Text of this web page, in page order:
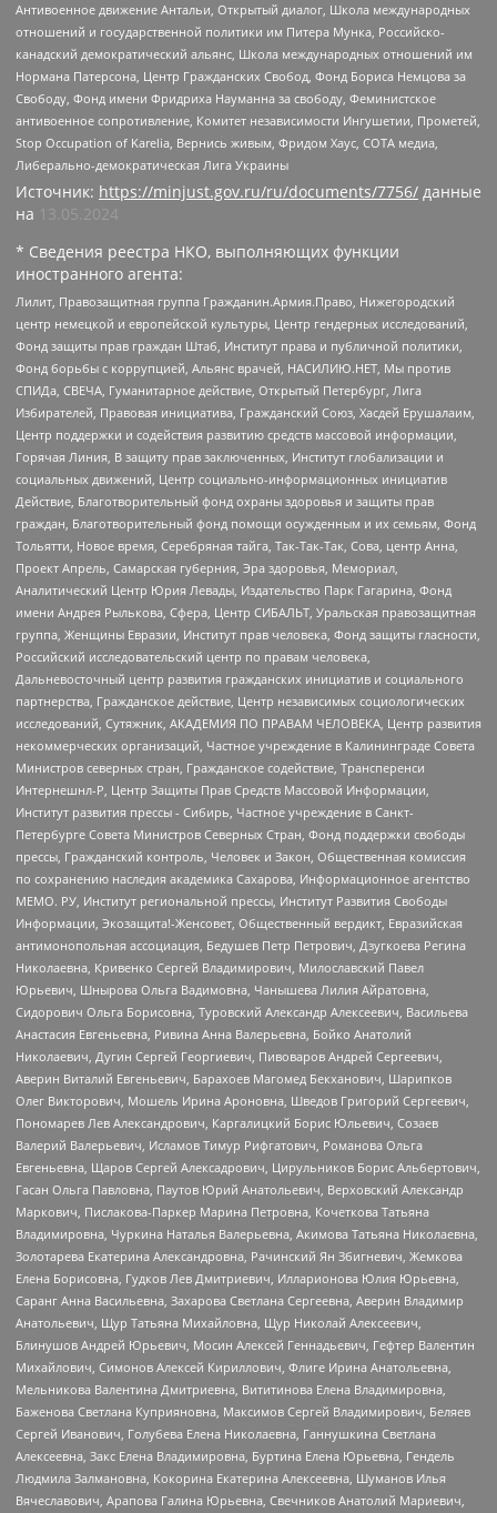
Антивоенное движение Антальи, Открытый диалог, Школа международных
отношений и государственной политики им Питера Мунка, Российско-
канадский демократический альянс, Школа международных отношений им
Нормана Патерсона, Центр Гражданских Свобод, Фонд Бориса Немцова за
Свободу, Фонд имени Фридриха Науманна за свободу, Феминистское
антивоенное сопротивление, Комитет независимости Ингушетии, Прометей,
Stop Occupation of Karelia, Вернись живым, Фридом Хаус, СОТА медиа,
Либерально-демократическая Лига Украины
Источник: https://minjust.gov.ru/ru/documents/7756/ данные
на
13.05.2024
* Сведения реестра НКО, выполняющих функции
иностранного агента:
Лилит, Правозащитная группа Гражданин.Армия.Право, Нижегородский
центр немецкой и европейской культуры, Центр гендерных исследований,
Фонд защиты прав граждан Штаб, Институт права и публичной политики,
Фонд борьбы с коррупцией, Альянс врачей, НАСИЛИЮ.НЕТ, Мы против
СПИДа, СВЕЧА, Гуманитарное действие, Открытый Петербург, Лига
Избирателей, Правовая инициатива, Гражданский Союз, Хасдей Ерушалаим,
Центр поддержки и содействия развитию средств массовой информации,
Горячая Линия, В защиту прав заключенных, Институт глобализации и
социальных движений, Центр социально-информационных инициатив
Действие, Благотворительный фонд охраны здоровья и защиты прав
граждан, Благотворительный фонд помощи осужденным и их семьям, Фонд
Тольятти, Новое время, Серебряная тайга, Так-Так-Так, Сова, центр Анна,
Проект Апрель, Самарская губерния, Эра здоровья, Мемориал,
Аналитический Центр Юрия Левады, Издательство Парк Гагарина, Фонд
имени Андрея Рылькова, Сфера, Центр СИБАЛЬТ, Уральская правозащитная
группа, Женщины Евразии, Институт прав человека, Фонд защиты гласности,
Российский исследовательский центр по правам человека,
Дальневосточный центр развития гражданских инициатив и социального
партнерства, Гражданское действие, Центр независимых социологических
исследований, Сутяжник, АКАДЕМИЯ ПО ПРАВАМ ЧЕЛОВЕКА, Центр развития
некоммерческих организаций, Частное учреждение в Калининграде Совета
Министров северных стран, Гражданское содействие, Трансперенси
Интернешнл-Р, Центр Защиты Прав Средств Массовой Информации,
Институт развития прессы - Сибирь, Частное учреждение в Санкт-
Петербурге Совета Министров Северных Стран, Фонд поддержки свободы
прессы, Гражданский контроль, Человек и Закон, Общественная комиссия
по сохранению наследия академика Сахарова, Информационное агентство
МЕМО. РУ, Институт региональной прессы, Институт Развития Свободы
Информации, Экозащита!-Женсовет, Общественный вердикт, Евразийская
антимонопольная ассоциация, Бедушев Петр Петрович, Дзугкоева Регина
Николаевна, Кривенко Сергей Владимирович, Милославский Павел
Юрьевич, Шнырова Ольга Вадимовна, Чанышева Лилия Айратовна,
Сидорович Ольга Борисовна, Туровский Александр Алексеевич, Васильева
Анастасия Евгеньевна, Ривина Анна Валерьевна, Бойко Анатолий
Николаевич, Дугин Сергей Георгиевич, Пивоваров Андрей Сергеевич,
Аверин Виталий Евгеньевич, Барахоев Магомед Бекханович, Шарипков
Олег Викторович, Мошель Ирина Ароновна, Шведов Григорий Сергеевич,
Пономарев Лев Александрович, Каргалицкий Борис Юльевич, Созаев
Валерий Валерьевич, Исламов Тимур Рифгатович, Романова Ольга
Евгеньевна, Щаров Сергей Алексадрович, Цирульников Борис Альбертович,
Гасан Ольга Павловна, Паутов Юрий Анатольевич, Верховский Александр
Маркович, Пислакова-Паркер Марина Петровна, Кочеткова Татьяна
Владимировна, Чуркина Наталья Валерьевна, Акимова Татьяна Николаевна,
Золотарева Екатерина Александровна, Рачинский Ян Збигневич, Жемкова
Елена Борисовна, Гудков Лев Дмитриевич, Илларионова Юлия Юрьевна,
Саранг Анна Васильевна, Захарова Светлана Сергеевна, Аверин Владимир
Анатольевич, Щур Татьяна Михайловна, Щур Николай Алексеевич,
Блинушов Андрей Юрьевич, Мосин Алексей Геннадьевич, Гефтер Валентин
Михайлович, Симонов Алексей Кириллович, Флиге Ирина Анатольевна,
Мельникова Валентина Дмитриевна, Вититинова Елена Владимировна,
Баженова Светлана Куприяновна, Максимов Сергей Владимирович, Беляев
Сергей Иванович, Голубева Елена Николаевна, Ганнушкина Светлана
Алексеевна, Закс Елена Владимировна, Буртина Елена Юрьевна, Гендель
Людмила Залмановна, Кокорина Екатерина Алексеевна, Шуманов Илья
Вячеславович, Арапова Галина Юрьевна, Свечников Анатолий Мариевич,